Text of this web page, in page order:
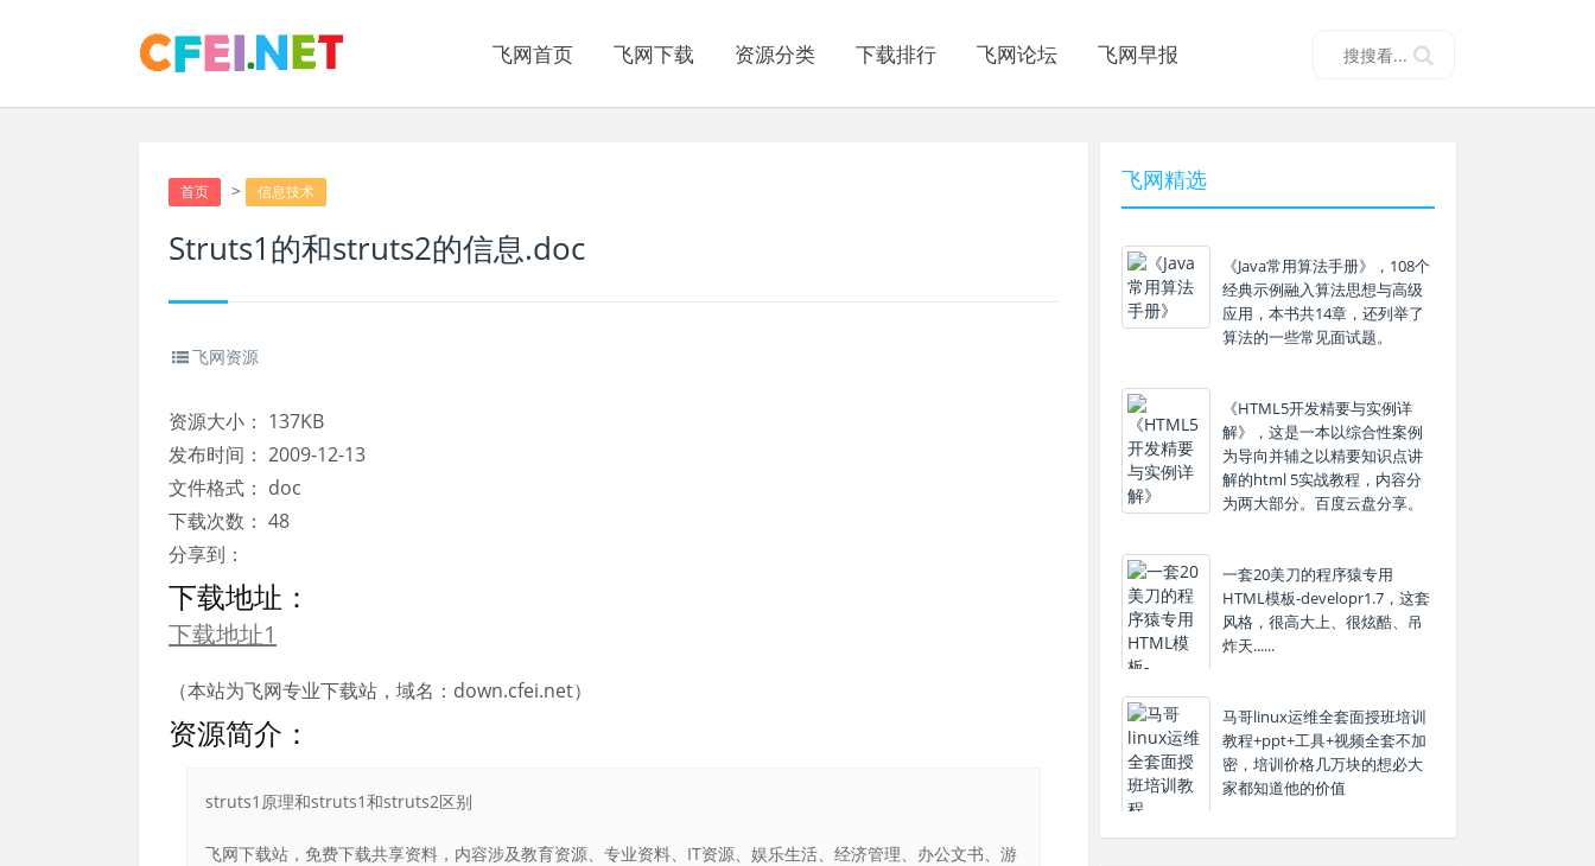
飞网首页 飞网下载 资源分类 下载排行 飞网论坛 飞网早报
首页 > 信息技术
Struts1的和struts2的信息.doc
飞网资源
资源大小： 137KB
发布时间： 2009-12-13
文件格式： doc
下载次数： 48
分享到：
下载地址：
下载地址1
（本站为飞网专业下载站，域名：down.cfei.net）
资源简介：
struts1原理和struts1和struts2区别
飞网下载站，免费下载共享资料，内容涉及教育资源、专业资料、IT资源、娱乐生活、经济管理、办公文书、游
飞网精选
《Java常用算法手册》，108个
经典示例融入算法思想与高级
应用，本书共14章，还列举了
算法的一些常见面试题。
《HTML5开发精要与实例详
解》，这是一本以综合性案例
为导向并辅之以精要知识点讲
解的html 5实战教程，内容分
为两大部分。百度云盘分享。
一套20美刀的程序猿专用
HTML模板-developr1.7，这套
风格，很高大上、很炫酷、吊
炸天......
马哥linux运维全套面授班培训
教程+ppt+工具+视频全套不加
密，培训价格几万块的想必大
家都知道他的价值